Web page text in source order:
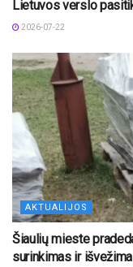
Lietuvos verslo
2026-07-22
AKTUALIJOS
Šiaulių mieste
surinkimas ir